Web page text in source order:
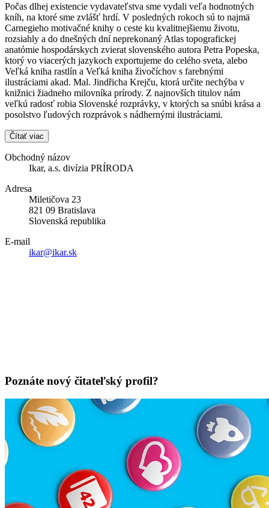
Počas dlhej existencie vydavateľstva sme vydali veľa hodnotných
kníh, na ktoré sme zvlášť hrdí. V posledných rokoch sú to najmä
Carnegieho motivačné knihy o ceste ku kvalitnejšiemu životu,
rozsiahly a do dnešných dní neprekonaný Atlas topografickej
anatómie hospodárskych zvierat slovenského autora Petra Popeska,
ktorý vo viacerých jazykoch exportujeme do celého sveta, alebo
Veľká kniha rastlín a Veľká kniha živočíchov s farebnými
ilustráciami akad. Mal. Jindřicha Krejču, ktorá určite nechýba v
knižnici žiadneho milovníka prírody. Z najnovších titulov nám
veľkú radosť robia Slovenské rozprávky, v ktorých sa snúbi krása a
posolstvo ľudových rozprávok s nádhernými ilustráciami.
Čítať viac
Obchodný názov
Ikar, a.s. divízia PRÍRODA
Adresa
Miletičova 23
821 09 Bratislava
Slovenská republika
E-mail
ikar@ikar.sk
Poznáte nový čitateľský profil?